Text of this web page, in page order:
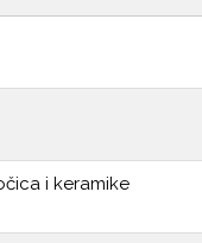
i keramike